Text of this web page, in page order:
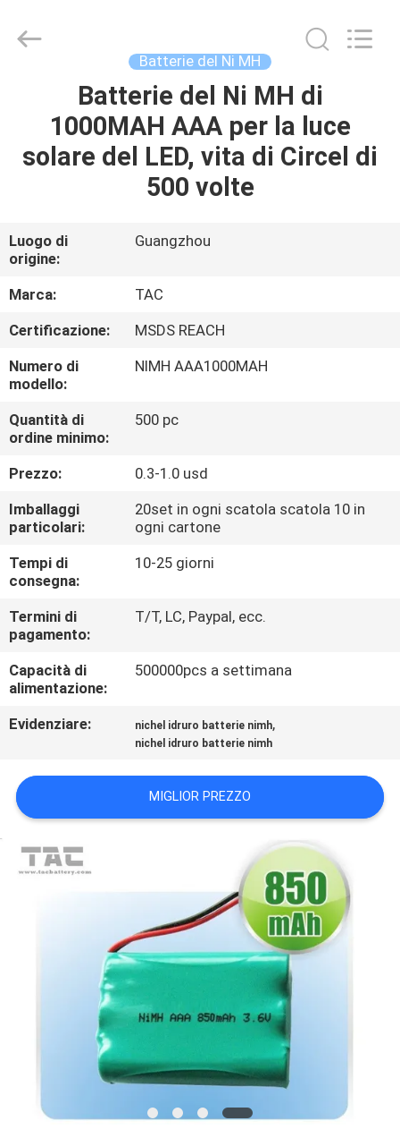
PRODOTTI
CIRCA
NOI
GIRO
DELLA
FABBRICA
CONTROLLO
DI
QUALITÀ
CONTATTICI
NOTIZIE
CITAZIONE
MAPPA
PRIVACY
Energy
Batterie del Ni MH
Batterie del Ni MH di
1000MAH AAA per la luce
solare del LED, vita di Circel di
500 volte
Luogo di
origine:
Guangzhou
Marca:
TAC
Certificazione:
MSDS REACH
Numero di
modello:
NIMH AAA1000MAH
Quantità di
ordine minimo:
500 pc
Prezzo:
0.3-1.0 usd
Imballaggi
particolari:
20set in ogni scatola scatola 10 in
ogni cartone
Tempi di
consegna:
10-25 giorni
Termini di
pagamento:
T/T, LC, Paypal, ecc.
Capacità di
alimentazione:
500000pcs a settimana
Evidenziare: nichel idruro batterie nimh,
nichel idruro batterie nimh
MIGLIOR PREZZO